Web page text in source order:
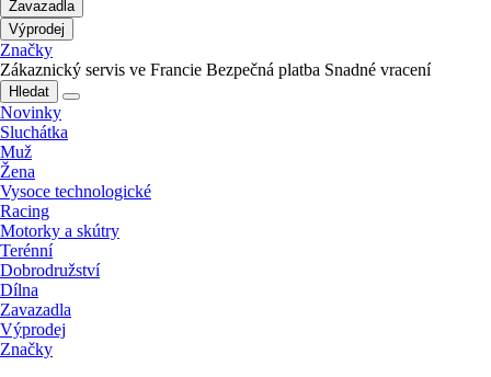
Zavazadla
Výprodej
Značky
Zákaznický servis ve Francie Bezpečná platba Snadné vracení
Hledat
Novinky
Sluchátka
Muž
Žena
Vysoce technologické
Racing
Motorky a skútry
Terénní
Dobrodružství
Dílna
Zavazadla
Výprodej
Značky